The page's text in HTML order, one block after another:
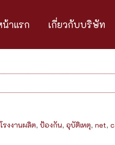
น้าแรก เกี่ยวกับบริษัท
โรงงานผลิต, ป้องกัน, อุบัติเหตุ, net,